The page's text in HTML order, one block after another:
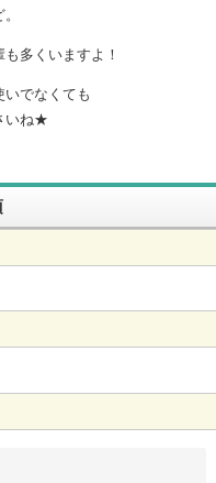
多くいますよ！
でなくても
いね★